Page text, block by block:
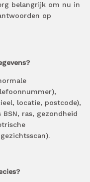
belangrijk om nu in
op
locatie, postcode),
ras, gezondheid